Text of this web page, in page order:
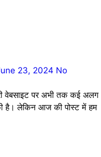
23, 2024 No
है। लेकिन आज की पोस्ट में हम